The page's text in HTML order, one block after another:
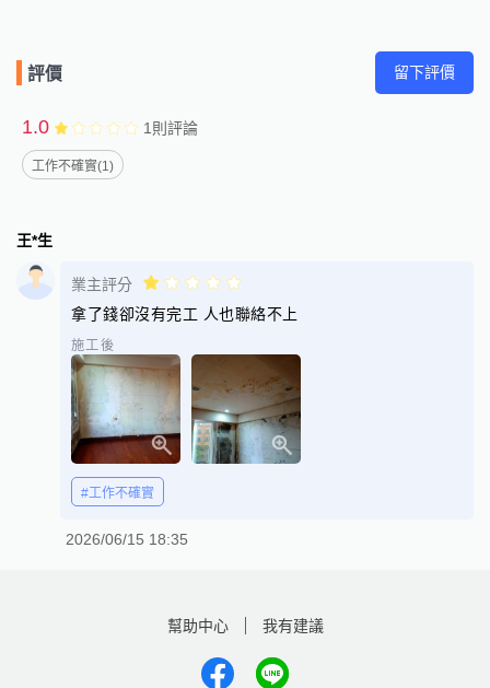
評價 留下評價
1.0 1 則評論
工作不確實(1)
王*生
業主評分
拿了錢卻沒有完工 人也聯絡不上
施工後
#工作不確實
2026/06/15 18:35
幫助中心 我有建議